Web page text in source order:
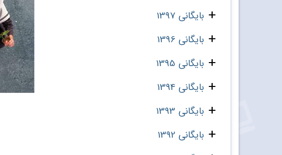
بایگانی 1397
بایگانی 1396
بایگانی 1395
بایگانی 1394
بایگانی 1393
بایگانی 1392